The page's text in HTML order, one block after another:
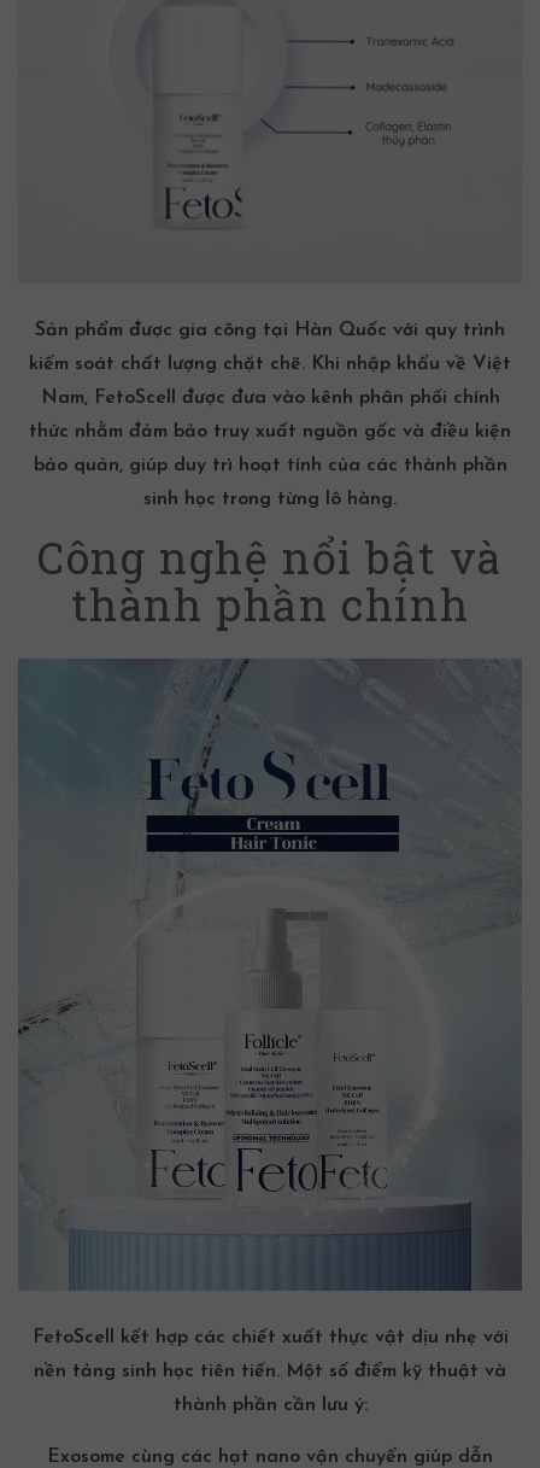
Sản phẩm được gia công tại Hàn Quốc với quy trình
kiểm soát chất lượng chặt chẽ. Khi nhập khẩu về Việt
Nam, FetoScell được đưa vào kênh phân phối chính
thức nhằm đảm bảo truy xuất nguồn gốc và điều kiện
bảo quản, giúp duy trì hoạt tính của các thành phần
sinh học trong từng lô hàng.
Công nghệ nổi bật và
thành phần chính
FetoScell kết hợp các chiết xuất thực vật dịu nhẹ với
nền tảng sinh học tiên tiến. Một số điểm kỹ thuật và
thành phần cần lưu ý:
Exosome cùng các hạt nano vận chuyển giúp dẫn